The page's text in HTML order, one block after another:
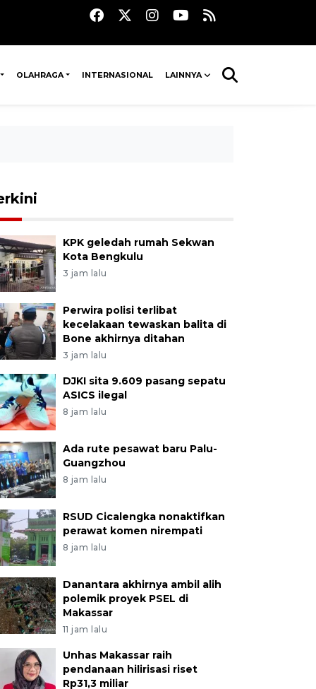
OLAHRAGA INTERNASIONAL LAINNYA
KPK geledah rumah Sekwan
Kota Bengkulu
3 jam lalu
Perwira polisi terlibat
kecelakaan tewaskan balita di
Bone akhirnya ditahan
3 jam lalu
DJKI sita 9.609 pasang sepatu
ASICS ilegal
8 jam lalu
Ada rute pesawat baru Palu-
Guangzhou
8 jam lalu
RSUD Cicalengka nonaktifkan
perawat komen nirempati
8 jam lalu
Danantara akhirnya ambil alih
polemik proyek PSEL di
Makassar
11 jam lalu
Unhas Makassar raih
pendanaan hilirisasi riset
Rp31,3 miliar